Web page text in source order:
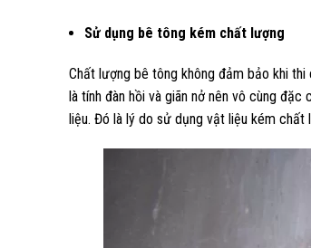
Sử dụng bê tông kém chất lượng
Chất lượng bê tông không đảm bảo khi
là tính đàn hồi và giãn nở nên vô cùng
liệu. Đó là lý do sử dụng vật liệu kém chất